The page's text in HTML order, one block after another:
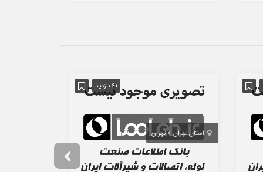
61 بازدید
استان تهران تهران